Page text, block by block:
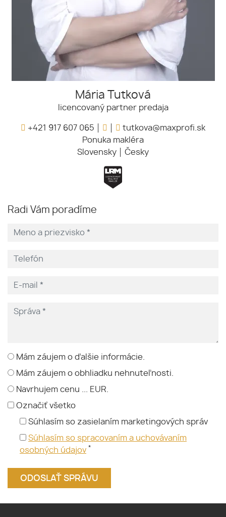
Mária Tutková
licencovaný partner predaja
+421 917 607 065
tutkova@maxprofi.sk
Ponuka makléra
Slovensky
Česky
Radi Vám poradíme
Mám záujem o ďalšie informácie.
Mám záujem o obhliadku nehnuteľnosti.
Navrhujem cenu ... EUR.
Označiť všetko
Súhlasím so zasielaním marketingových správ
Súhlasím so spracovaním a uchovávaním
osobných údajov *